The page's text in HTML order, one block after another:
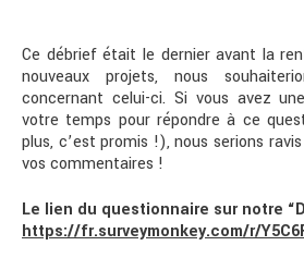
Ce débrief était le dernier avant la
nouveaux projets, nous
concernant celui-ci. Si vous avez
votre temps pour répondre à ce
plus, c’est promis !), nous serions
vos commentaires !
Le lien du questionnaire sur notre
https://fr.surveymonkey.com/r/